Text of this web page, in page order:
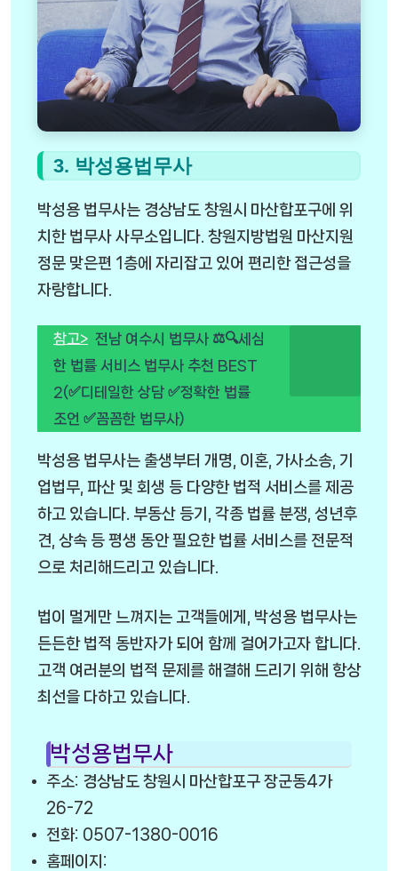
3. 박성용법무사
박성용 법무사는 경상남도 창원시 마산합포구에 위
치한 법무사 사무소입니다. 창원지방법원 마산지원
정문 맞은편 1층에 자리잡고 있어 편리한 접근성을
자랑합니다.
참고> 전남 여수시 법무사 ⚖️🔍세심
한 법률 서비스 법무사 추천 BEST
2(✅디테일한 상담 ✅정확한 법률
조언 ✅꼼꼼한 법무사)
박성용 법무사는 출생부터 개명, 이혼, 가사소송, 기
업법무, 파산 및 회생 등 다양한 법적 서비스를 제공
하고 있습니다. 부동산 등기, 각종 법률 분쟁, 성년후
견, 상속 등 평생 동안 필요한 법률 서비스를 전문적
으로 처리해드리고 있습니다.
법이 멀게만 느껴지는 고객들에게, 박성용 법무사는
든든한 법적 동반자가 되어 함께 걸어가고자 합니다.
고객 여러분의 법적 문제를 해결해 드리기 위해 항상
최선을 다하고 있습니다.
박성용법무사
주소: 경상남도 창원시 마산합포구 장군동4가
26-72
전화: 0507-1380-0016
홈페이지: